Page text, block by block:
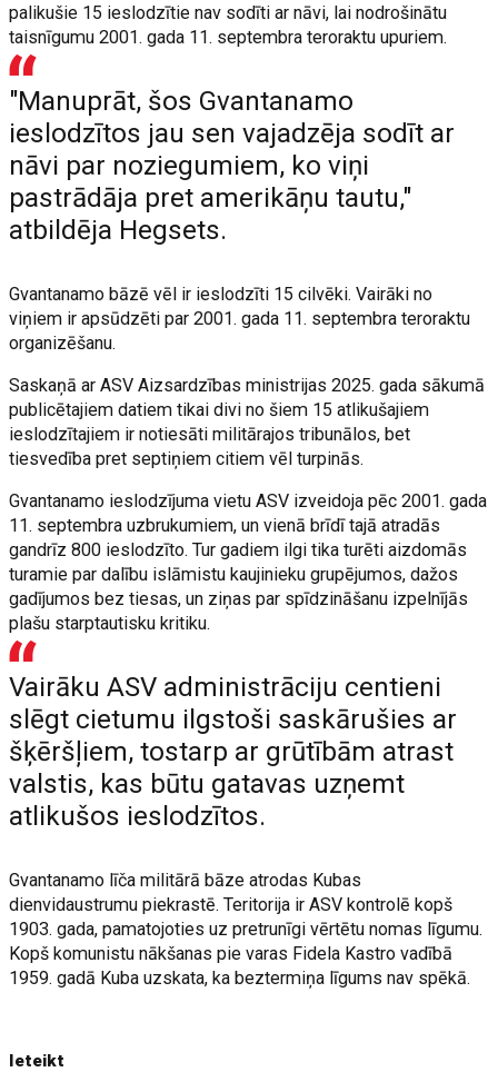
palikušie 15 ieslodzītie nav sodīti ar nāvi, lai nodrošinātu
taisnīgumu 2001. gada 11. septembra teroraktu upuriem.
"Manuprāt, šos Gvantanamo
ieslodzītos jau sen vajadzēja sodīt ar
nāvi par noziegumiem, ko viņi
pastrādāja pret amerikāņu tautu,"
atbildēja Hegsets.
Gvantanamo bāzē vēl ir ieslodzīti 15 cilvēki. Vairāki no
viņiem ir apsūdzēti par 2001. gada 11. septembra teroraktu
organizēšanu.
Saskaņā ar ASV Aizsardzības ministrijas 2025. gada sākumā
publicētajiem datiem tikai divi no šiem 15 atlikušajiem
ieslodzītajiem ir notiesāti militārajos tribunālos, bet
tiesvedība pret septiņiem citiem vēl turpinās.
Gvantanamo ieslodzījuma vietu ASV izveidoja pēc 2001. gada
11. septembra uzbrukumiem, un vienā brīdī tajā atradās
gandrīz 800 ieslodzīto. Tur gadiem ilgi tika turēti aizdomās
turamie par dalību islāmistu kaujinieku grupējumos, dažos
gadījumos bez tiesas, un ziņas par spīdzināšanu izpelnījās
plašu starptautisku kritiku.
Vairāku ASV administrāciju centieni
slēgt cietumu ilgstoši saskārušies ar
šķēršļiem, tostarp ar grūtībām atrast
valstis, kas būtu gatavas uzņemt
atlikušos ieslodzītos.
Gvantanamo līča militārā bāze atrodas Kubas
dienvidaustrumu piekrastē. Teritorija ir ASV kontrolē kopš
1903. gada, pamatojoties uz pretrunīgi vērtētu nomas līgumu.
Kopš komunistu nākšanas pie varas Fidela Kastro vadībā
1959. gadā Kuba uzskata, ka beztermiņa līgums nav spēkā.
Ieteikt